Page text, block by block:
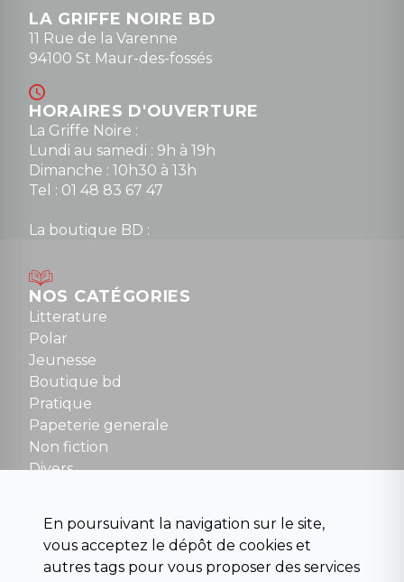
LA GRIFFE NOIRE BD
11 Rue de la Varenne
94100 St Maur-des-fossés
HORAIRES D'OUVERTURE
La Griffe Noire :
Lundi au samedi : 9h à 19h
Dimanche : 10h30 à 13h
Tel : 01 48 83 67 47
La boutique BD :
Mardi au samedi : 10h à 13h / 14h à 19h
Dimanche : 10h30 à 12h30
Tel : 01 48 89 13 88
Fermé le dimanche en Juillet et Août
NOUS CONTACTER
contact@la-griffe-noire.com
NOS CATÉGORIES
Litterature
Polar
Jeunesse
Boutique bd
Pratique
Papeterie generale
Non fiction
Divers
Para scolaire
Histoire
Pochoteque
En poursuivant la navigation sur le site,
vous acceptez le dépôt de cookies et
autres tags pour vous proposer des services